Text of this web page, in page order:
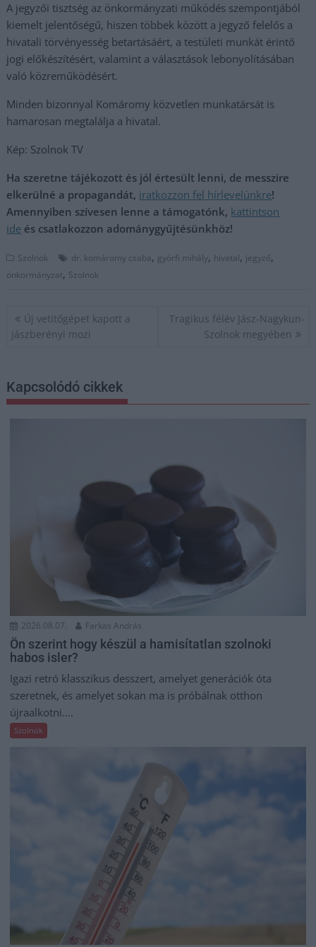
A jegyzői tisztség az önkormányzati működés szempontjából
kiemelt jelentőségű, hiszen többek között a jegyző felelős a
hivatali törvényesség betartásáért, a testületi munkát érintő
jogi előkészítésért, valamint a választások lebonyolításában
való közreműködésért.
Minden bizonnyal Komáromy közvetlen munkatársát is
hamarosan megtalálja a hivatal.
Kép: Szolnok TV
Ha szeretne tájékozott és jól értesült lenni, de messzire
elkerülné a propagandát, iratkozzon fel hírlevelünkre!
Amennyiben szívesen lenne a támogatónk, kattintson
ide és csatlakozzon adománygyűjtésünkhöz!
Szolnok dr. komáromy csaba, györfi mihály, hivatal, jegyző,
önkormányzat, Szolnok
Bejegyzés
navigáció
Új vetítőgépet kapott a
jászberényi mozi
Tragikus félév Jász-Nagykun-
Szolnok megyében
Kapcsolódó cikkek
2026.08.07. Farkas András
Ön szerint hogy készül a hamisítatlan szolnoki
habos isler?
Igazi retró klasszikus desszert, amelyet generációk óta
szeretnek, és amelyet sokan ma is próbálnak otthon
újraalkotni....
Szolnok